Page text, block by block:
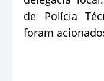
de Polícia
foram